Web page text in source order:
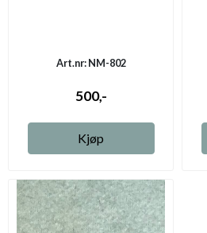
Art.nr: NM-802
500,-
Kjøp